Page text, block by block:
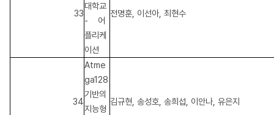
33
대학교
-
어
플리케
이션
전명훈, 이선아, 최현수
34
Atme
ga128
기반의
지능형
김규현, 송성호, 송희섭, 이안나, 유은지